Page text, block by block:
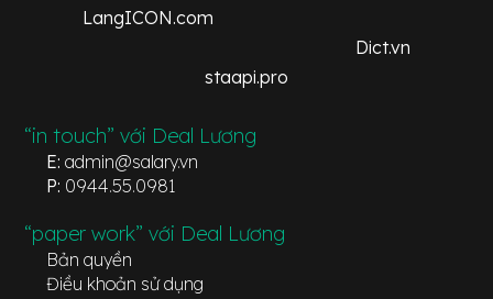
LangICON.com
Dict.vn
staapi.pro
“in touch” với Deal Lương
E: admin@salary.vn
P: 0944.55.0981
“paper work” với Deal Lương
Bản quyền
Điều khoản sử dụng